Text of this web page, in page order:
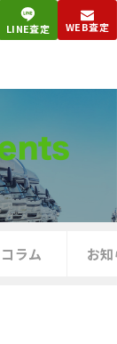
LINE査定 WEB査定
コラム お知